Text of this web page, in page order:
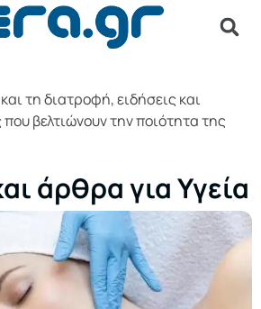
τη διατροφή, ειδήσεις και
βελτιώνουν την ποιότητα της
άρθρα για Υγεία